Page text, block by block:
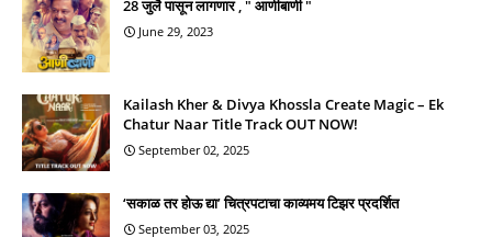
28 जुलै पासून लागणार , " आणीबाणी "
June 29, 2023
Kailash Kher & Divya Khossla Create Magic – Ek
Chatur Naar Title Track OUT NOW!
September 02, 2025
‘सकाळ तर होऊ द्या’ चित्रपटाचा काव्यमय टिझर प्रदर्शित
September 03, 2025